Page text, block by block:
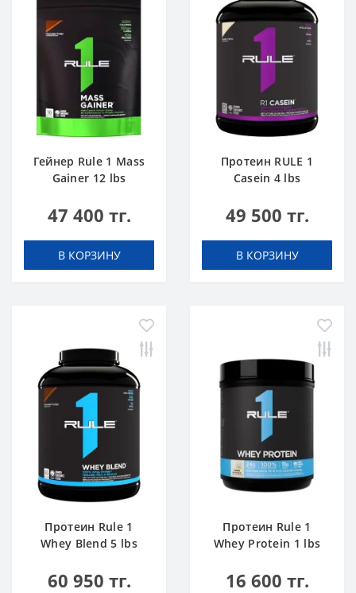
Гейнер Rule 1 Mass
Gainer 12 lbs
47 400 тг.
В КОРЗИНУ
Протеин RULE 1
Casein 4 lbs
Мороженое
49 500 тг.
В КОРЗИНУ
Протеин Rule 1
Whey Blend 5 lbs
60 950 тг.
Протеин Rule 1
Whey Protein 1 lbs
Мороженое
16 600 тг.